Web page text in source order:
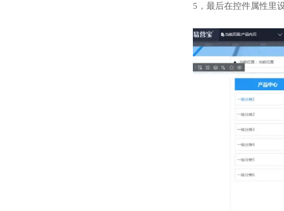
5，最后在控件属性里